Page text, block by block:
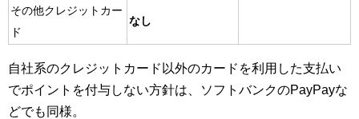
その他クレジットカー
ド
なし
自社系のクレジットカード以外のカードを利用した支払い
でポイントを付与しない方針は、ソフトバンクのPayPayな
どでも同様。